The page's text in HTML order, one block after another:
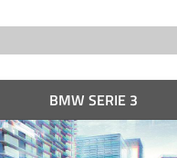
BMW SERIE 3